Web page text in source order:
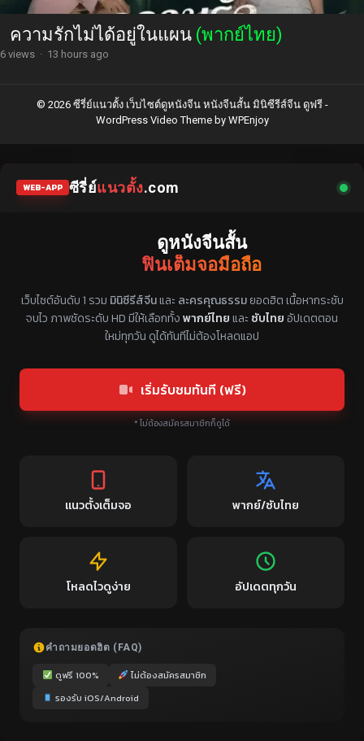
ความรักไม่ได้อยู่ในแผน (พากย์ไทย)
6 views · 13 hours ago
© 2026 ซีรี่ย์แนวตั้ง เว็บไซต์ดูหนังจีน หนังจีนสั้น มินิซีรีส์จีน ดูฟรี -
WordPress Video Themeby WPEnjoy
WEB-APP ซีรี่ย์แนวตั้ง.com
ดูหนังจีนสั้น
ฟินเต็มจอมือถือ
แหล่งรวมซีรี่ย์จีนแนวตั้ง พากย์ไทย ซับไทย
เว็บไซต์อันดับ 1 รวม มินิซีรีส์จีนและ ละครคุณธรรมยอดฮิต เนื้อหากระชับ
จบไว ภาพชัดระดับ HD มีให้เลือกทั้งพากย์ไทยและ ซับไทยอัปเดตตอน
ใหม่ทุกวัน ดูได้ทันทีไม่ต้องโหลดแอป
เริ่มรับชมทันที (ฟรี)
* ไม่ต้องสมัครสมาชิกก็ดูได้
แนวตั้งเต็มจอ พากย์/ซับไทย
โหลดไวดูง่าย อัปเดตทุกวัน
คำถามยอดฮิต (FAQ)
ดูฟรี 100%
ไม่ต้องสมัครสมาชิก
รองรับ iOS/Android